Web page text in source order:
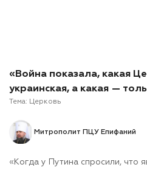
«Война показала, какая
украинская, а какая —
Тема: Церковь
Митрополит ПЦУ Епифаний
«Когда у Путина спросили, что